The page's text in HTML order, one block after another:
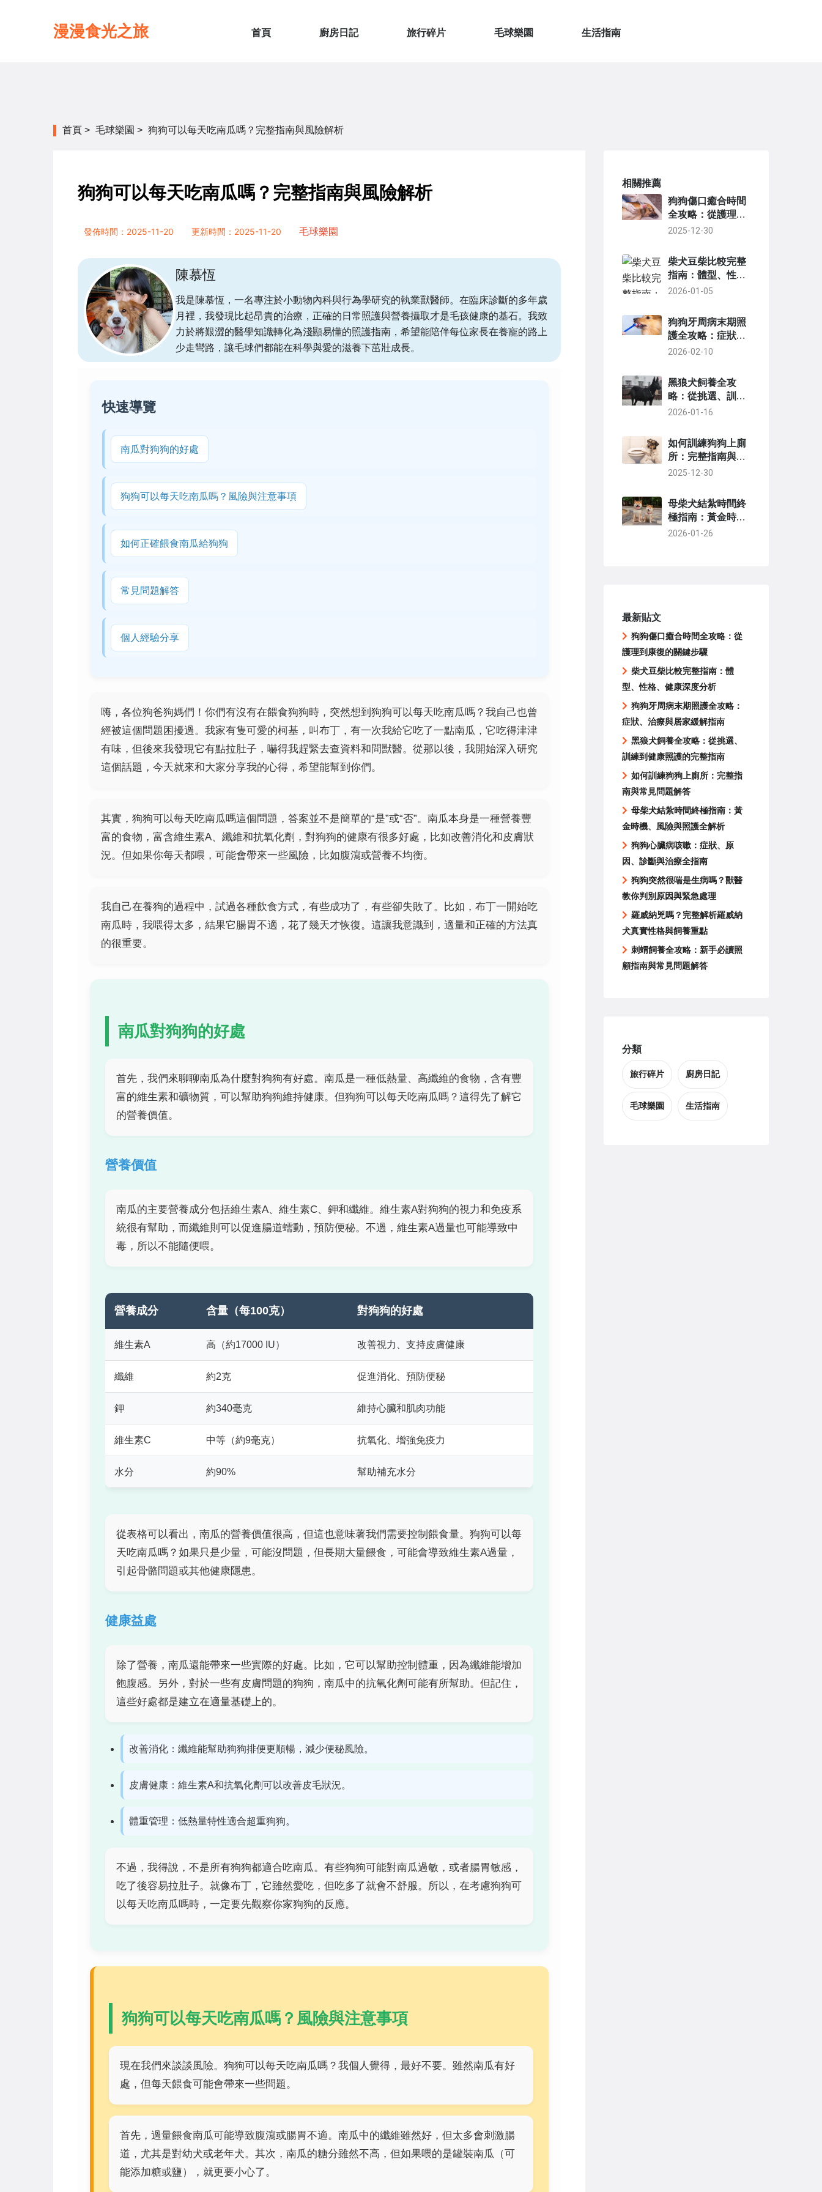
漫漫食光之旅 首頁 廚房日記 旅行碎片 毛球樂園 生活指南
首頁 > 毛球樂園 > 狗狗可以每天吃南瓜嗎？完整指南與風險解析
狗狗可以每天吃南瓜嗎？完整指南與風險解析
發佈時間：2025-11-20 更新時間：2025-11-20 毛球樂園
陳慕恆
我是陳慕恆，一名專注於小動物內科與行為學研究的執業獸醫師。在臨床診斷的多年歲
月裡，我發現比起昂貴的治療，正確的日常照護與營養攝取才是毛孩健康的基石。我致
力於將艱澀的醫學知識轉化為淺顯易懂的照護指南，希望能陪伴每位家長在養寵的路上
少走彎路，讓毛球們都能在科學與愛的滋養下茁壯成長。
快速導覽
南瓜對狗狗的好處
狗狗可以每天吃南瓜嗎？風險與注意事項
如何正確餵食南瓜給狗狗
常見問題解答
個人經驗分享
嗨，各位狗爸狗媽們！你們有沒有在餵食狗狗時，突然想到狗狗可以每天吃南瓜嗎？我自己也曾
經被這個問題困擾過。我家有隻可愛的柯基，叫布丁，有一次我給它吃了一點南瓜，它吃得津津
有味，但後來我發現它有點拉肚子，嚇得我趕緊去查資料和問獸醫。從那以後，我開始深入研究
這個話題，今天就來和大家分享我的心得，希望能幫到你們。
其實，狗狗可以每天吃南瓜嗎這個問題，答案並不是簡單的“是”或“否”。南瓜本身是一種營養豐
富的食物，富含維生素A、纖維和抗氧化劑，對狗狗的健康有很多好處，比如改善消化和皮膚狀
況。但如果你每天都喂，可能會帶來一些風險，比如腹瀉或營養不均衡。
我自己在養狗的過程中，試過各種飲食方式，有些成功了，有些卻失敗了。比如，布丁一開始吃
南瓜時，我喂得太多，結果它腸胃不適，花了幾天才恢復。這讓我意識到，適量和正確的方法真
的很重要。
南瓜對狗狗的好處
首先，我們來聊聊南瓜為什麼對狗狗有好處。南瓜是一種低熱量、高纖維的食物，含有豐
富的維生素和礦物質，可以幫助狗狗維持健康。但狗狗可以每天吃南瓜嗎？這得先了解它
的營養價值。
營養價值
南瓜的主要營養成分包括維生素A、維生素C、鉀和纖維。維生素A對狗狗的視力和免疫系
統很有幫助，而纖維則可以促進腸道蠕動，預防便秘。不過，維生素A過量也可能導致中
毒，所以不能隨便喂。
營養成分 含量（每100克） 對狗狗的好處
維生素A 高（約17000 IU） 改善視力、支持皮膚健康
纖維 約2克 促進消化、預防便秘
鉀 約340毫克 維持心臟和肌肉功能
維生素C 中等（約9毫克） 抗氧化、增強免疫力
水分 約90% 幫助補充水分
從表格可以看出，南瓜的營養價值很高，但這也意味著我們需要控制餵食量。狗狗可以每
天吃南瓜嗎？如果只是少量，可能沒問題，但長期大量餵食，可能會導致維生素A過量，
引起骨骼問題或其他健康隱患。
健康益處
除了營養，南瓜還能帶來一些實際的好處。比如，它可以幫助控制體重，因為纖維能增加
飽腹感。另外，對於一些有皮膚問題的狗狗，南瓜中的抗氧化劑可能有所幫助。但記住，
這些好處都是建立在適量基礎上的。
改善消化：纖維能幫助狗狗排便更順暢，減少便秘風險。
皮膚健康：維生素A和抗氧化劑可以改善皮毛狀況。
體重管理：低熱量特性適合超重狗狗。
不過，我得說，不是所有狗狗都適合吃南瓜。有些狗狗可能對南瓜過敏，或者腸胃敏感，
吃了後容易拉肚子。就像布丁，它雖然愛吃，但吃多了就會不舒服。所以，在考慮狗狗可
以每天吃南瓜嗎時，一定要先觀察你家狗狗的反應。
狗狗可以每天吃南瓜嗎？風險與注意事項
現在我們來談談風險。狗狗可以每天吃南瓜嗎？我個人覺得，最好不要。雖然南瓜有好
處，但每天餵食可能會帶來一些問題。
首先，過量餵食南瓜可能導致腹瀉或腸胃不適。南瓜中的纖維雖然好，但太多會刺激腸
道，尤其是對幼犬或老年犬。其次，南瓜的糖分雖然不高，但如果喂的是罐裝南瓜（可
能添加糖或鹽），就更要小心了。
相關推薦
狗狗傷口癒合時間
全攻略：從護理到
康復的關鍵步驟
2025-12-30
柴犬豆柴比較完整
指南：體型、性
格、健康深度分析
2026-01-05
狗狗牙周病末期照
護全攻略：症狀、
治療與居家緩解指
2026-02-10
黑狼犬飼養全攻
略：從挑選、訓練
到健康照護的完整
2026-01-16
如何訓練狗狗上廁
所：完整指南與常
見問題解答
2025-12-30
母柴犬結紮時間終
極指南：黃金時
機、風險與照護全
2026-01-26
最新貼文
狗狗傷口癒合時間全攻略：從
護理到康復的關鍵步驟
柴犬豆柴比較完整指南：體
型、性格、健康深度分析
狗狗牙周病末期照護全攻略：
症狀、治療與居家緩解指南
黑狼犬飼養全攻略：從挑選、
訓練到健康照護的完整指南
如何訓練狗狗上廁所：完整指
南與常見問題解答
母柴犬結紮時間終極指南：黃
金時機、風險與照護全解析
狗狗心臟病咳嗽：症狀、原
因、診斷與治療全指南
狗狗突然很喘是生病嗎？獸醫
教你判別原因與緊急處理
羅威納兇嗎？完整解析羅威納
犬真實性格與飼養重點
刺蝟飼養全攻略：新手必讀照
顧指南與常見問題解答
分類
旅行碎片 廚房日記
毛球樂園 生活指南